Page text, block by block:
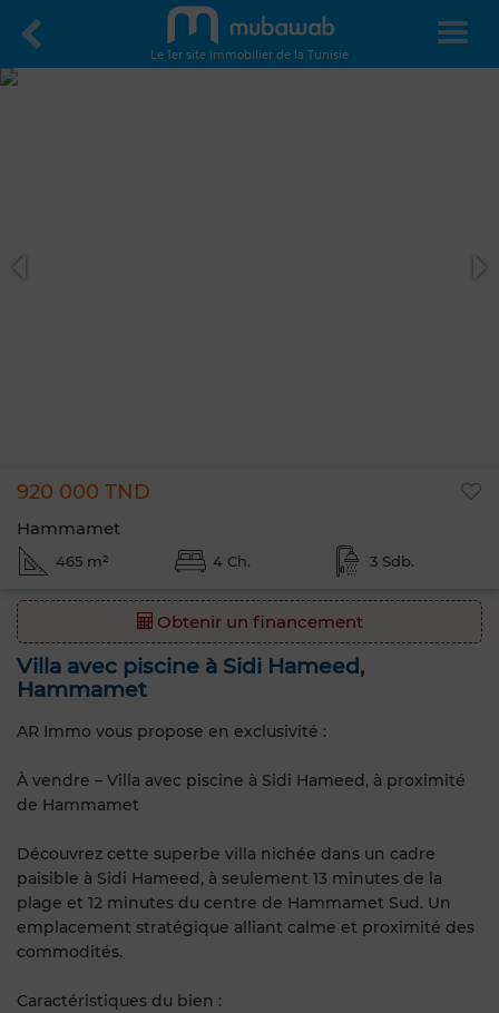
Le 1er site immobilier de la Tunisie
920 000 TND
Hammamet
465 m² 4 Ch. 3 Sdb.
Obtenir un financement
Villa avec piscine à Sidi Hameed,
Hammamet
AR Immo vous propose en exclusivité :
À vendre – Villa avec piscine à Sidi Hameed, à proximité
de Hammamet
Découvrez cette superbe villa nichée dans un cadre
paisible à Sidi Hameed, à seulement 13 minutes de la
plage et 12 minutes du centre de Hammamet Sud. Un
emplacement stratégique alliant calme et proximité des
commodités.
Caractéristiques du bien :